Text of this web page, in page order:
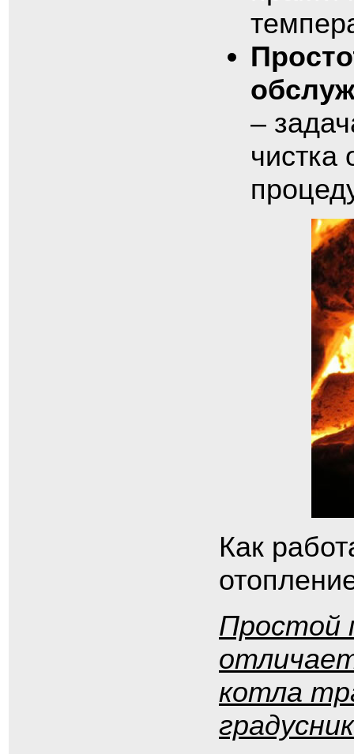
–
чистка
Как
Простой
котла